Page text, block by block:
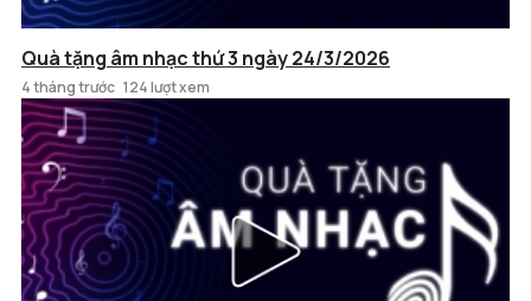
Quà tặng âm nhạc thứ 3 ngày 24/3/2026
4 tháng trước 124 lượt xem